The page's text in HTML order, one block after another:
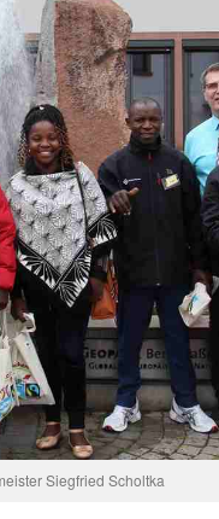
Siegfried Scholtka